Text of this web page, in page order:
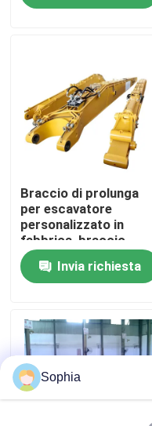
Su di noi
Visita alla fabbrica
Controllo della qualità
Contattaci
Notizie
Casi
Braccio di prolunga
per escavatore
personalizzato in
fabbrica, braccio
lungo, per impieghi
gravosi, per 30-36
tonnellate
Invia richiesta
Sophia